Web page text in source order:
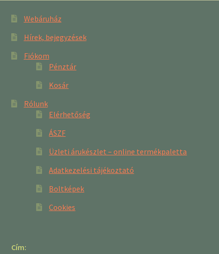
Webáruház
Hírek, bejegyzések
Fiókom
Pénztár
Kosár
Rólunk
Elérhetőség
ÁSZF
Üzleti árukészlet – online termékpaletta
Adatkezelési tájékoztató
Boltképek
Cookies
Cím: